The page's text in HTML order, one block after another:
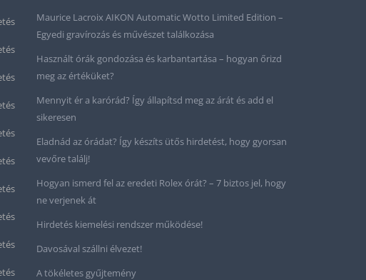
Maurice Lacroix AIKON Automatic Wotto Limited Edition –
Egyedi gravírozás és művészet találkozása
Használt órák gondozása és karbantartása – hogyan őrizd
meg az értéküket?
Mennyit ér a karórád? Így állapítsd meg az árát és add el
sikeresen
Eladnád az órádat? Így készíts ütős hirdetést, hogy gyorsan
vevőre találj!
Hogyan ismerd fel az eredeti Rolex órát? – 7 biztos jel, hogy
ne verjenek át
Hirdetés kiemelési rendszer működése!
Davosával szállni élvezet!
A tökéletes gyűjtemény